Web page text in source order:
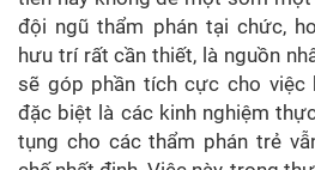
đội ngũ thẩm phán tại chức,
hưu trí rất cần thiết, là nguồn
sẽ góp phần tích cực cho việc
đặc biệt là các kinh nghiệm
tụng cho các thẩm phán trẻ